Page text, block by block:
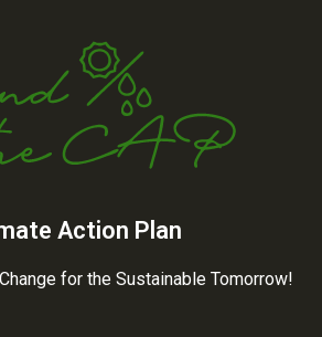
Action Plan
for the Sustainable Tomorrow!